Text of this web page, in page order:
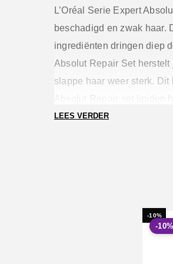
L’Oréal Serie Expert
beschadigd en zwak haar.
ingrediënten dringen diep
Absolut Repair Set
slappe haar weer sterk. Dit
Absolut Repair set lipiden
langere werking van het
L’Oreal SE Absolut
LEES VERDER
-10%
-10%